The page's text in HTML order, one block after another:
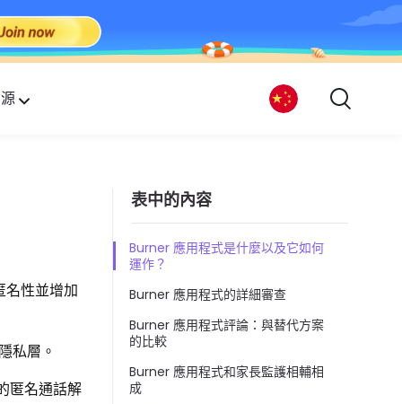
名性並增加
私層。
匿名通話解
表中的內容
Burner 應用程式是什麼以及它如何
運作？
Burner 應用程式的詳細審查
Burner 應用程式評論：與替代方案
的比較
Burner 應用程式和家長監護相輔相
成